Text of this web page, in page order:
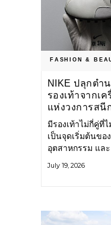
FASHION &
NIKE ปลุกตำ
รองเท้าจากเ
แห่งวงการสนี
มีรองเท้าไม่กี่คู่ที่
เป็นจุดเริ่มต้นขอ
อุตสาหกรรม แล
ศตวรรษก่อน กำ
July 19, 2026